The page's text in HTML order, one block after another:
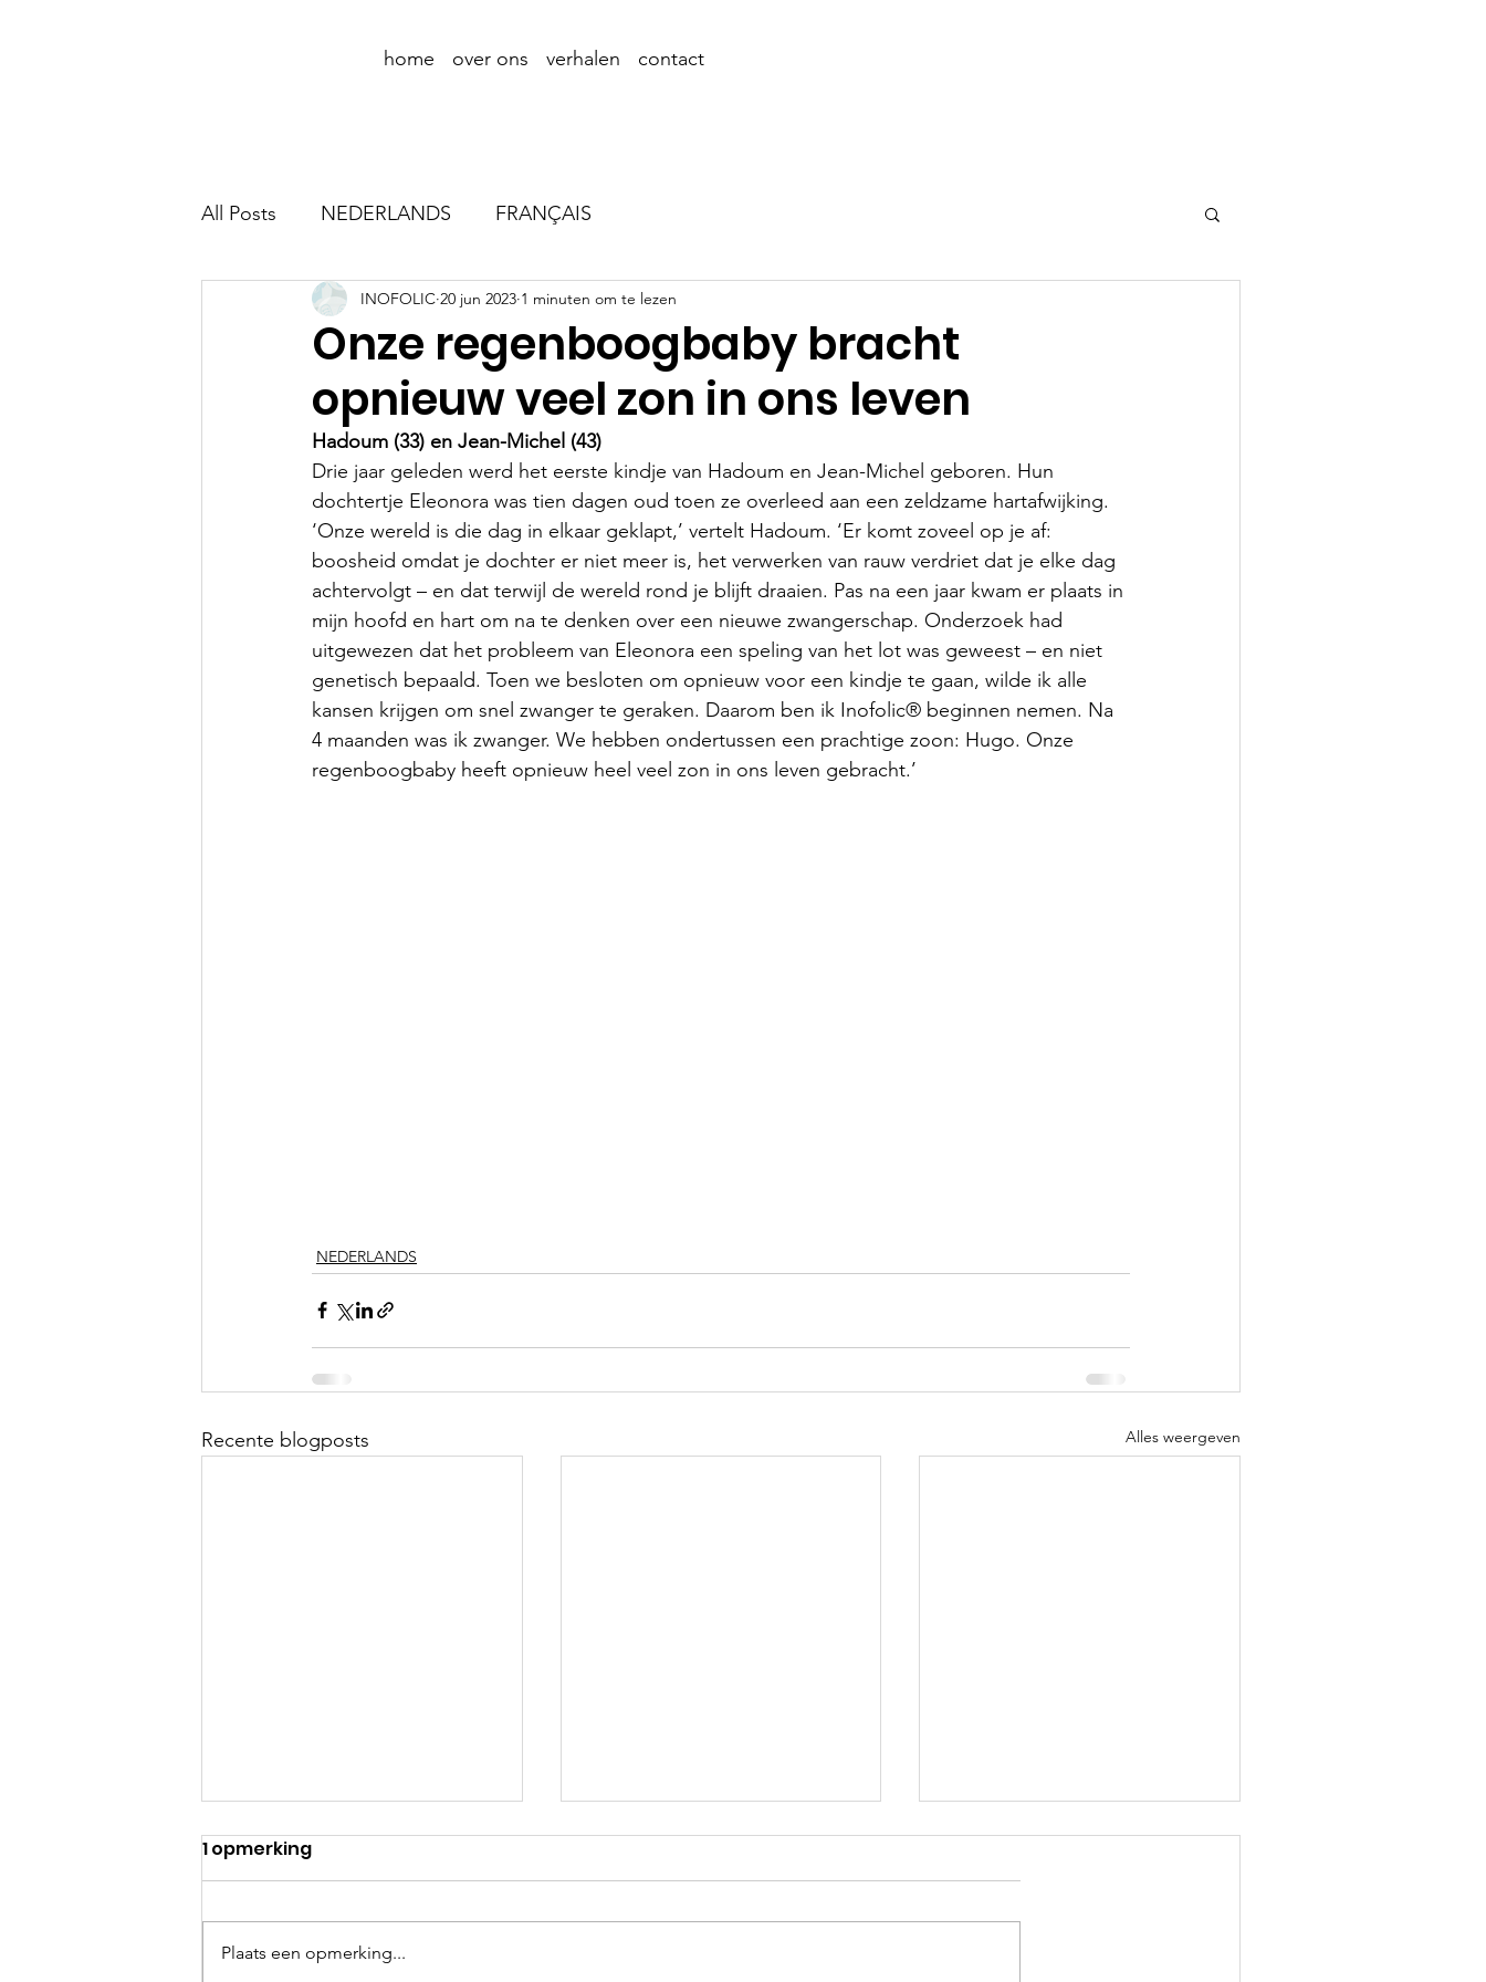
home over ons verhalen contact
All Posts NEDERLANDS FRANÇAIS
Onze regenboogbaby bracht
opnieuw veel zon in ons leven
INOFOLIC 20 jun 2023 1 minuten om te lezen
Hadoum (33) en Jean-Michel (43)
Drie jaar geleden werd het eerste kindje van Hadoum en Jean-Michel geboren. Hun
dochtertje Eleonora was tien dagen oud toen ze overleed aan een zeldzame hartafwijking.
‘Onze wereld is die dag in elkaar geklapt,’ vertelt Hadoum. ‘Er komt zoveel op je af:
boosheid omdat je dochter er niet meer is, het verwerken van rauw verdriet dat je elke dag
achtervolgt – en dat terwijl de wereld rond je blijft draaien. Pas na een jaar kwam er plaats in
mijn hoofd en hart om na te denken over een nieuwe zwangerschap. Onderzoek had
uitgewezen dat het probleem van Eleonora een speling van het lot was geweest – en niet
genetisch bepaald. Toen we besloten om opnieuw voor een kindje te gaan, wilde ik alle
kansen krijgen om snel zwanger te geraken. Daarom ben ik Inofolic® beginnen nemen. Na
4 maanden was ik zwanger. We hebben ondertussen een prachtige zoon: Hugo. Onze
regenboogbaby heeft opnieuw heel veel zon in ons leven gebracht.’
NEDERLANDS
Recente blogposts Alles weergeven
1 opmerking
Plaats een opmerking...